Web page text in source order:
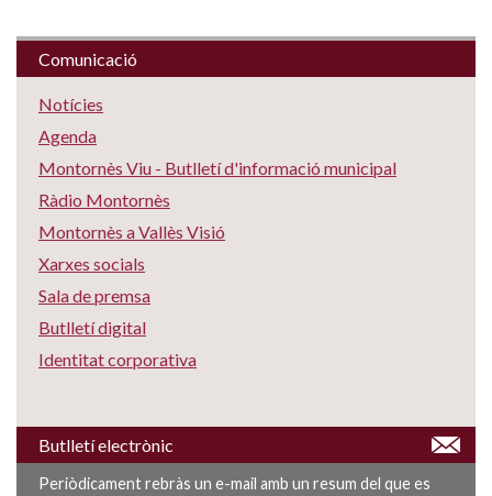
Comunicació
Notícies
Agenda
Montornès Viu - Butlletí d'informació municipal
Ràdio Montornès
Montornès a Vallès Visió
Xarxes socials
Sala de premsa
Butlletí digital
Identitat corporativa
Butlletí electrònic
Periòdicament rebràs un e-mail amb un resum del que es